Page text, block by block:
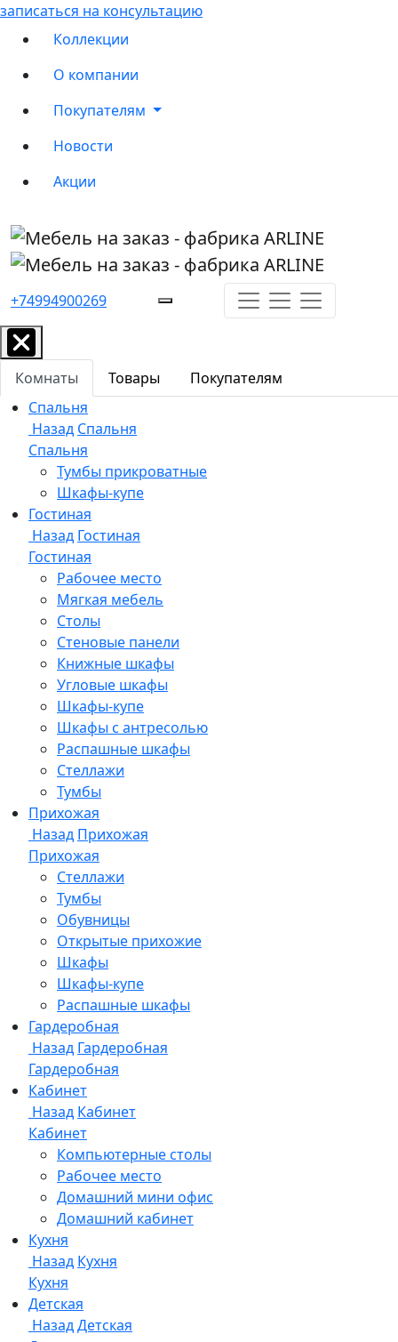
записаться на консультацию
Коллекции
О компании
Покупателям
Новости
Акции
+74994900269